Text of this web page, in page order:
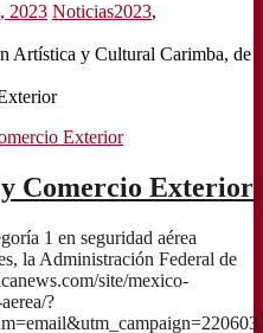
2023 Noticias2023,
Artística y Cultural Carimba, de
Comercio Exterior
1 en seguridad aérea
la Administración Federal de
site/mexico-
?